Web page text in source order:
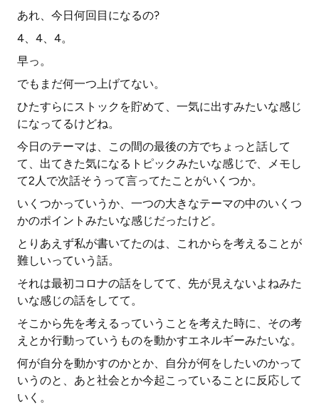
あれ、今日何回目になるの?
4、4、4。
早っ。
でもまだ何一つ上げてない。
ひたすらにストックを貯めて、一気に出すみたいな感じ
になってるけどね。
今日のテーマは、この間の最後の方でちょっと話して
て、出てきた気になるトピックみたいな感じで、メモし
て2人で次話そうって言ってたことがいくつか。
いくつかっていうか、一つの大きなテーマの中のいくつ
かのポイントみたいな感じだったけど。
とりあえず私が書いてたのは、これからを考えることが
難しいっていう話。
それは最初コロナの話をしてて、先が見えないよねみた
いな感じの話をしてて。
そこから先を考えるっていうことを考えた時に、その考
えとか行動っていうものを動かすエネルギーみたいな。
何が自分を動かすのかとか、自分が何をしたいのかって
いうのと、あと社会とか今起こっていることに反応して
いく。